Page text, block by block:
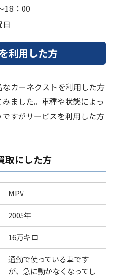
18：00
日
利用した方
カーネクストを利用した方
ました。車種や状態によっ
すがサービスを利用した方
取にした方
MPV
2005年
16万キロ
通勤で使っている車です
が、急に動かなくなってし